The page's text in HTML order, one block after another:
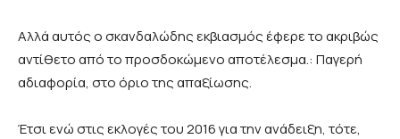
Αλλά αυτός ο σκανδαλώδης εκβιασμός έφερε το ακριβώς
αντίθετο από το προσδοκώμενο αποτέλεσμα.: Παγερή
αδιαφορία, στο όριο της απαξίωσης.
Έτσι ενώ στις εκλογές του 2016 για την ανάδειξη, τότε,